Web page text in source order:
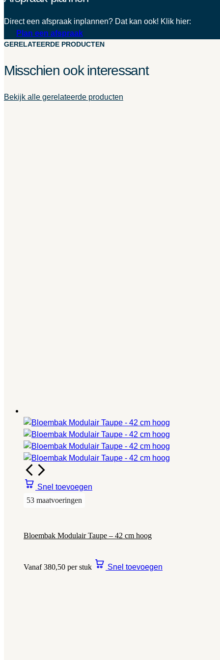
Direct een afspraak inplannen? Dat kan ook! Klik hier:
Plan een afspraak
GERELATEERDE PRODUCTEN
Misschien ook interessant
Bekijk alle gerelateerde producten
Snel toevoegen
53 maatvoeringen
Bloembak Modulair Taupe – 42 cm hoog
Vanaf 380,50 per stuk Snel toevoegen